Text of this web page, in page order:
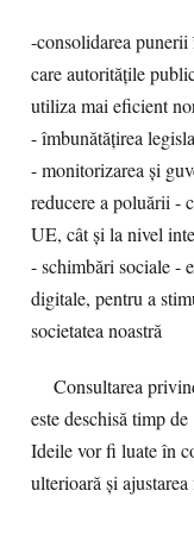
-consolidarea
care autoritățile
utiliza mai eficient
- îmbunătățirea
- monitorizarea și
reducere a poluării -
UE, cât și la nivel
- schimbări sociale -
digitale, pentru a
societatea noastră
Consultarea
este deschisă timp
Ideile vor fi luate în
ulterioară și